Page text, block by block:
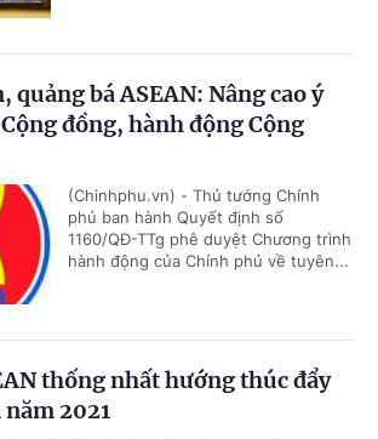
quảng bá ASEAN: Nâng cao ý
đồng, hành động Cộng
(Chinhphu.vn) - Thủ tướng Chính
phủ ban hành Quyết định số
1160/QĐ-TTg phê duyệt Chương trình
hành động của Chính phủ về tuyên...
thống nhất hướng thúc đẩy
năm 2021